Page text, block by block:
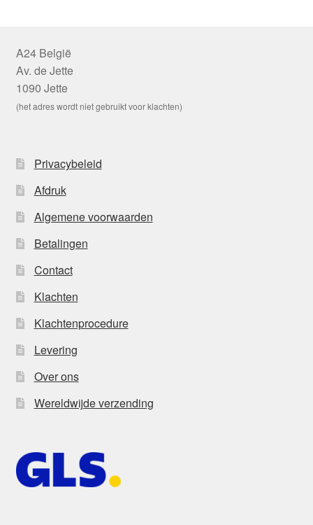
A24 België
Av. de Jette
1090 Jette
(het adres wordt niet gebruikt voor klachten)
Privacybeleid
Afdruk
Algemene voorwaarden
Betalingen
Contact
Klachten
Klachtenprocedure
Levering
Over ons
Wereldwijde verzending